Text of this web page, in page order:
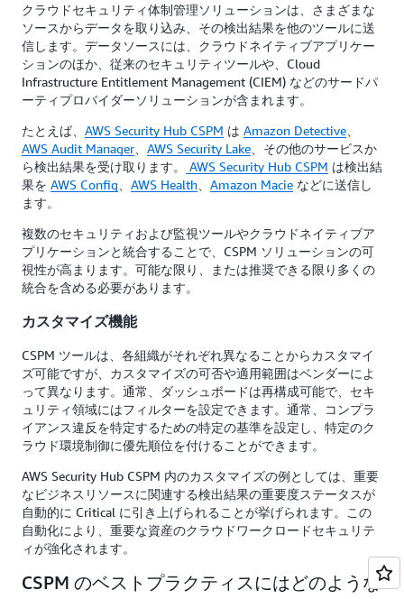
クラウドセキュリティ体制管理ソリューションは、さまざまな
ソースからデータを取り込み、その検出結果を他のツールに送
信します。データソースには、クラウドネイティブアプリケー
ションのほか、従来のセキュリティツールや、Cloud
Infrastructure Entitlement Management (CIEM) などのサードパ
ーティプロバイダーソリューションが含まれます。
たとえば、 AWS Security Hub CSPM は Amazon Detective
AWS Audit Manager
AWS Security Lake 、その他のサービスか
ら検出結果を受け取ります。
AWS Security Hub CSPM は検出結
果を AWS Config AWS Health Amazon Macie などに送信し
ます。
複数のセキュリティおよび監視ツールやクラウドネイティブア
プリケーションと統合することで、CSPM ソリューションの可
視性が高まります。可能な限り、または推奨できる限り多くの
統合を含める必要があります。
カスタマイズ機能
CSPM ツールは、各組織がそれぞれ異なることからカスタマイ
ズ可能ですが、カスタマイズの可否や適用範囲はベンダーによ
って異なります。通常、ダッシュボードは再構成可能で、セキ
ュリティ領域にはフィルターを設定できます。通常、コンプラ
イアンス違反を特定するための特定の基準を設定し、特定のク
ラウド環境制御に優先順位を付けることができます。
AWS Security Hub CSPM 内のカスタマイズの例としては、重要
なビジネスリソースに関連する検出結果の重要度ステータスが
自動的に Critical に引き上げられることが挙げられます。この
自動化により、重要な資産のクラウドワークロードセキュリテ
ィが強化されます。
CSPM のベストプラクティスにはどのような